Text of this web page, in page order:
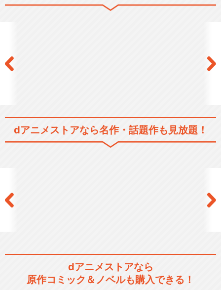
〈物語〉シリーズ セカンドシ
ーズン（第17話～…
dアニメストアなら名作・話題作も見放題！
dアニメストアなら
原作コミック＆ノベルも購入できる！